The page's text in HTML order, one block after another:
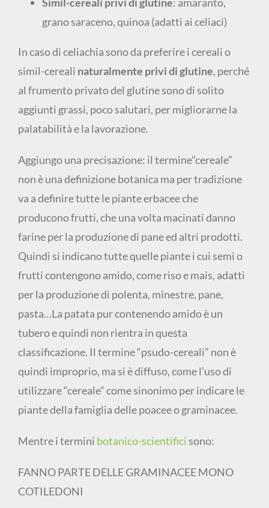
grano saraceno, quinoa (adatti ai celiaci)
In caso di celiachia sono da preferire i cereali o
simil-cereali naturalmente privi di glutine, perché
al frumento privato del glutine sono di solito
aggiunti grassi, poco salutari, per migliorarne la
palatabilità e la lavorazione.
Aggiungo una precisazione: il termine”cereale”
non è una definizione botanica ma per tradizione
va a definire tutte le piante erbacee che
producono frutti, che una volta macinati danno
farine per la produzione di pane ed altri prodotti.
Quindi si indicano tutte quelle piante i cui semi o
frutti contengono amido, come riso e mais, adatti
per la produzione di polenta, minestre, pane,
pasta…La patata pur contenendo amido è un
tubero e quindi non rientra in questa
classificazione. Il termine “psudo-cereali” non è
quindi improprio, ma si è diffuso, come l’uso di
utilizzare “cereale” come sinonimo per indicare le
piante della famiglia delle poacee o graminacee.
Mentre i termini botanico-scientificisono:
FANNO PARTE DELLE GRAMINACEE MONO
COTILEDONI